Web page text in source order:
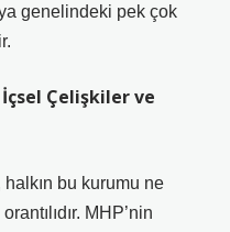
genelindeki pek çok
Çelişkiler ve
bu kurumu ne
MHP’nin